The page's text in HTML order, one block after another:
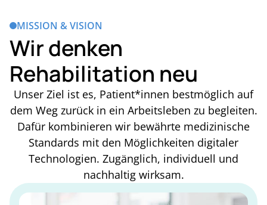
MISSION & VISION
Wir denken
Rehabilitation neu
Unser Ziel ist es, Patient*innen bestmöglich auf
dem Weg zurück in ein Arbeitsleben zu begleiten.
Dafür kombinieren wir bewährte medizinische
Standards mit den Möglichkeiten digitaler
Technologien. Zugänglich, individuell und
nachhaltig wirksam.